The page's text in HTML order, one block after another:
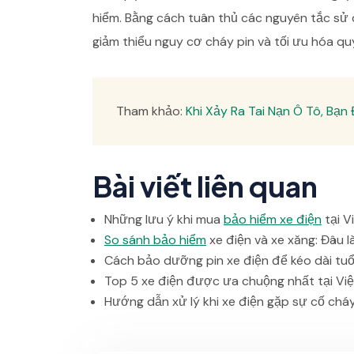
hiểm. Bằng cách tuân thủ các nguyên tắc
giảm thiểu nguy cơ cháy pin và tối ưu hóa
Tham khảo: Khi Xảy Ra Tai Nạn Ô Tô,
Bài viết liên quan
Những lưu ý khi mua bảo hiểm xe điện tại
So sánh bảo hiểmxe điện và xe xăng: Đâu
Cách bảo dưỡng pin xe điện để kéo dài
Top 5 xe điện được ưa chuộng nhất tại
Hướng dẫn xử lý khi xe điện gặp sự cố